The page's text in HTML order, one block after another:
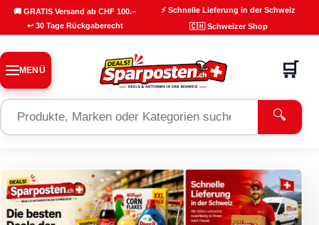
🚚 GRATIS Versand ab CHF 100.–
⚡ Schnelle Lieferung in der Schweiz
↩ 30 Tage Rückgaberecht
🇨🇭 Schweizer Shop
MENÜ
🔍
🛒